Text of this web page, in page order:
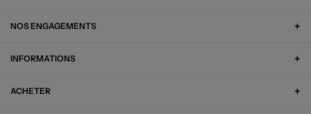
NOS ENGAGEMENTS
INFORMATIONS
ACHETER